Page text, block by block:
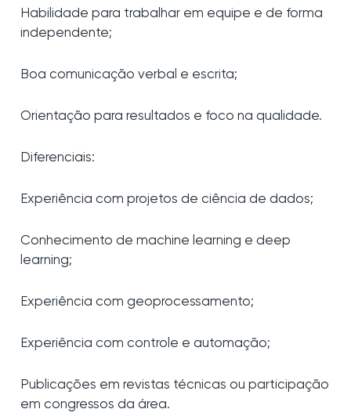
Habilidade para trabalhar em equipe e de forma
independente;
Boa comunicação verbal e escrita;
Orientação para resultados e foco na qualidade.
Diferenciais:
Experiência com projetos de ciência de dados;
Conhecimento de machine learning e deep
learning;
Experiência com geoprocessamento;
Experiência com controle e automação;
Publicações em revistas técnicas ou participação
em congressos da área.